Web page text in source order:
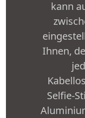
kann
Ihnen,
Selfie-